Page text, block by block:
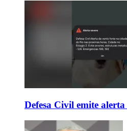
Defesa Civil emite